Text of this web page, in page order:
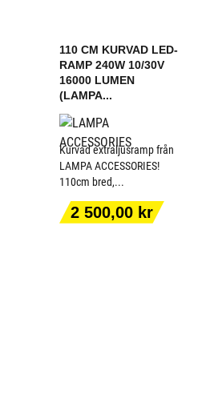
110 CM KURVAD LED-
RAMP 240W 10/30V
16000 LUMEN
(LAMPA...
Kurvad extraljusramp från
LAMPA ACCESSORIES!
110cm bred,...
Pris2 500,00 kr
LÄGG TILL I
VARUKORGEN